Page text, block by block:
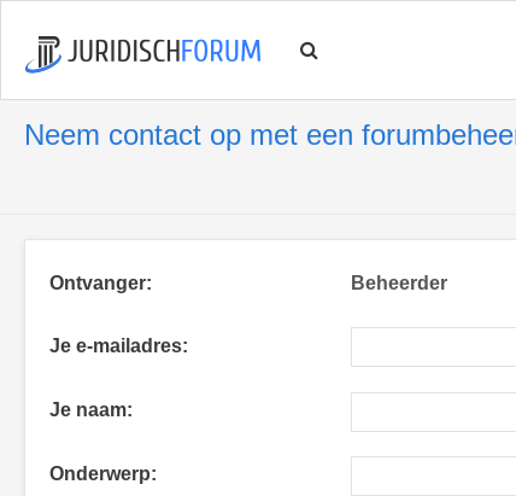
Neem contact op met een
Ontvanger: Beheerder
Je e-mailadres:
Je naam:
Onderwerp: